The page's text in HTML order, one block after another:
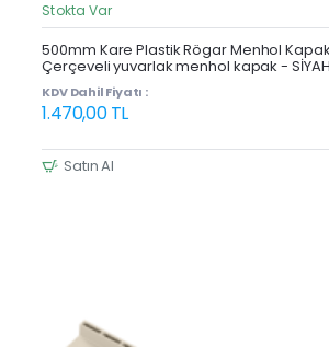
Stokta Var
500mm Kare Plastik Rögar Menhol
Çerçeveli yuvarlak menhol kapak - SİYAH
KDV Dahil Fiyatı :
1.470,00 TL
Satın Al